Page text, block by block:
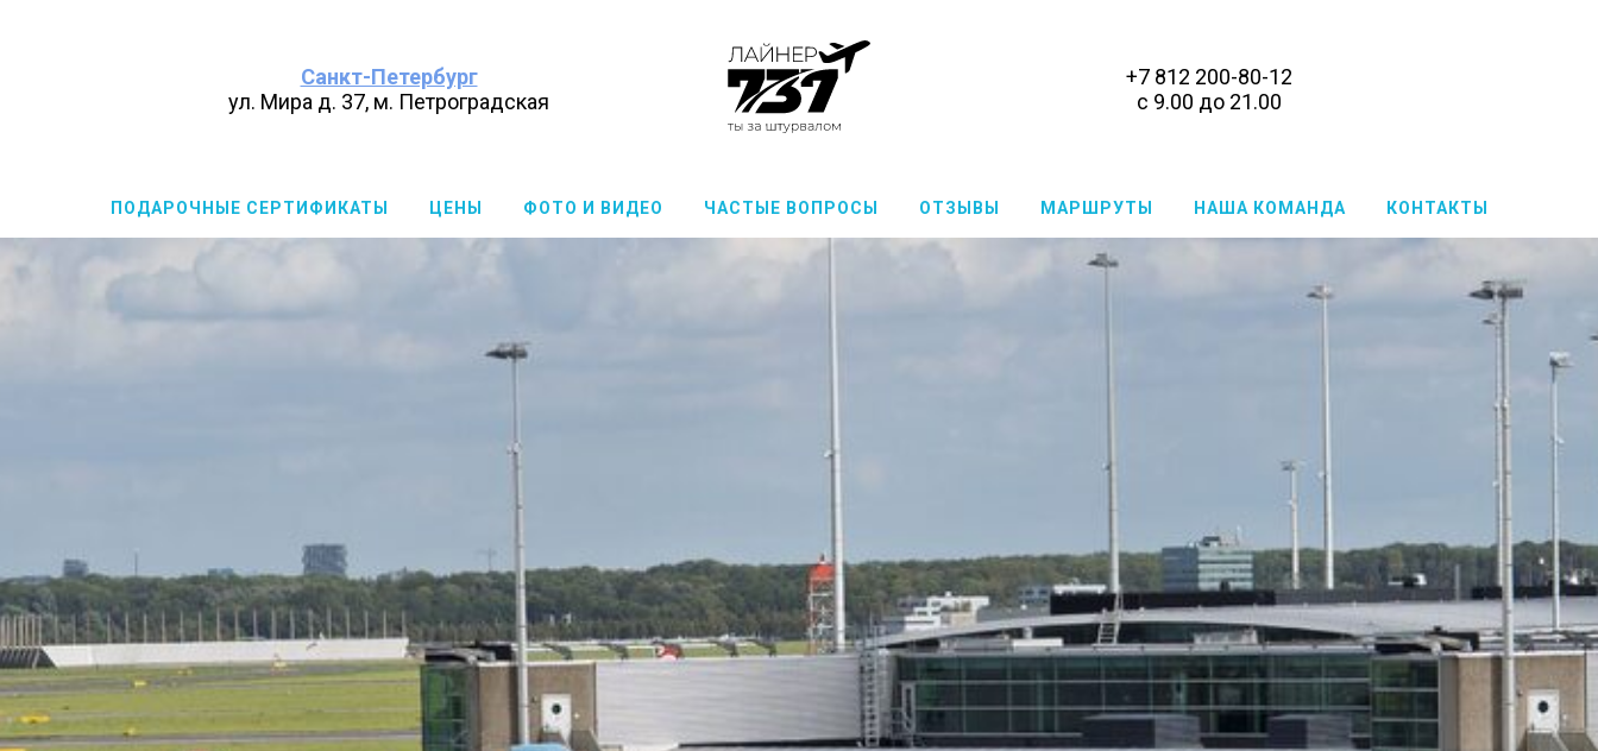
Санкт-Петербург
ул. Мира д. 37, м. Петроградская
+7 812 200-80-12
с 9.00 до 21.00
ПОДАРОЧНЫЕ СЕРТИФИКАТЫ ЦЕНЫ ФОТО И ВИДЕО ЧАСТЫЕ ВОПРОСЫ ОТЗЫВЫ МАРШРУТЫ НАША КОМАНДА КОНТАКТЫ